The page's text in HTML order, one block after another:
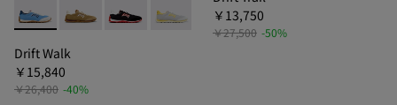
Drift Walk - K101098-008 - ドリフトウォーク スニーカー
Drift Walk - K101098-006 - ドリフトウォーク スニ
Drift Walk - K101098-003 - ドリフトウォー
Drift Walk - K101098-002 - ドリフト
Drift Walk - K101098-001 - ド
Drift Walk
￥15,840
￥26,400 -40%
￥13,750
￥27,500 -50%